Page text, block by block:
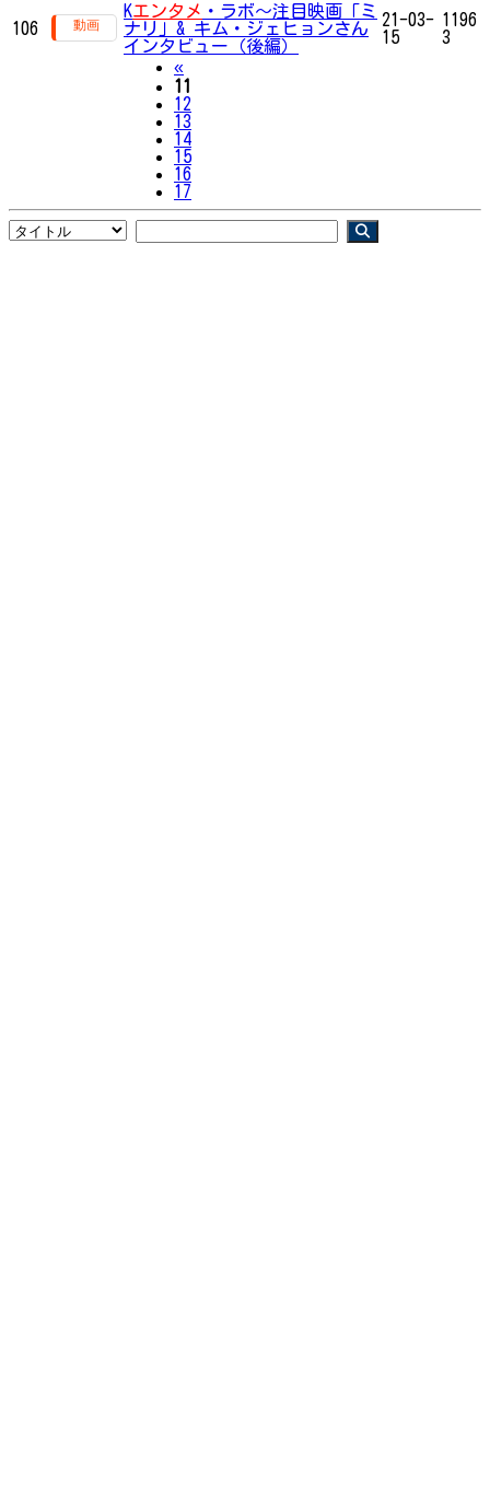
106
Kエンタメ ・ラボ～注目映画「ミ
ナリ」& キム・ジェヒョンさん
インタビュー（後編）
21-03-
15
1196
3
«Previous
11
12
13
14
15
16
17